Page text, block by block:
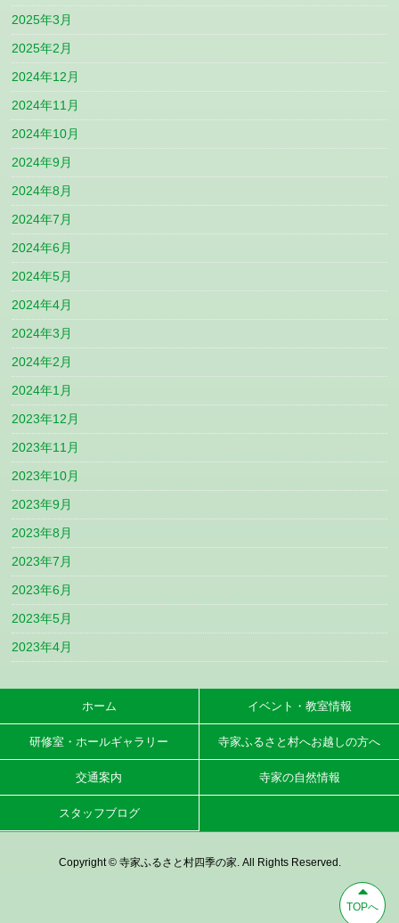
2025年3月
2025年2月
2024年12月
2024年11月
2024年10月
2024年9月
2024年8月
2024年7月
2024年6月
2024年5月
2024年4月
2024年3月
2024年2月
2024年1月
2023年12月
2023年11月
2023年10月
2023年9月
2023年8月
2023年7月
2023年6月
2023年5月
2023年4月
TOPへ
ホーム イベント・教室情報
研修室・ホールギャラリー 寺家ふるさと村へお越しの方へ
交通案内 寺家の自然情報
スタッフブログ
Copyright © 寺家ふるさと村四季の家. All Rights Reserved.